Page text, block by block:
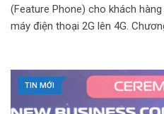
(Feature Phone) cho khách
máy điện thoại 2G lên 4G.
TIN MỚI